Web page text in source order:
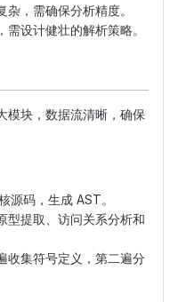
，需确保分析精度。
设计健壮的解析策略。
模块，数据流清晰，确保
源码，生成 AST。
型提取、访问关系分析和
收集符号定义，第二遍分